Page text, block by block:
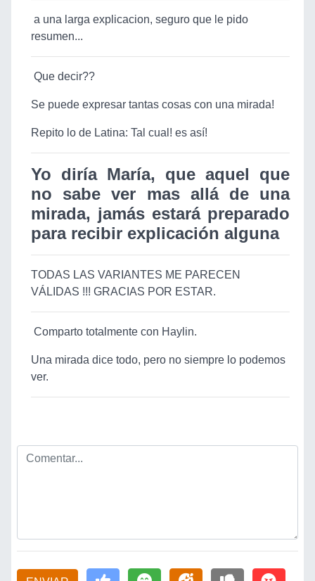
a una larga explicacion, seguro que le pido
resumen...
Que decir??
Se puede expresar tantas cosas con una mirada!
Repito lo de Latina: Tal cual! es así!
Yo diría María, que aquel que
no sabe ver mas allá de una
mirada, jamás estará preparado
para recibir explicación alguna
TODAS LAS VARIANTES ME PARECEN
VÁLIDAS !!! GRACIAS POR ESTAR.
Comparto totalmente con Haylin.
Una mirada dice todo, pero no siempre lo podemos
ver.